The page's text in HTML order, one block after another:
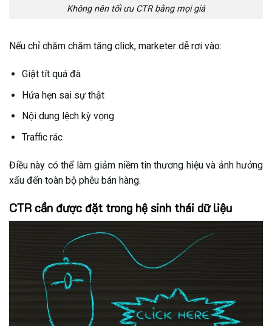
Không nên tối ưu CTR bằng mọi giá
Nếu chỉ chăm chăm tăng click, marketer dễ rơi vào:
Giật tít quá đà
Hứa hẹn sai sự thật
Nội dung lệch kỳ vọng
Traffic rác
Điều này có thể làm giảm niềm tin thương hiệu và ảnh hưởng
xấu đến toàn bộ phễu bán hàng.
CTR cần được đặt trong hệ sinh thái dữ liệu